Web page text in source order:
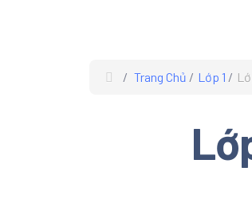
Trang Chủ Lớp 1